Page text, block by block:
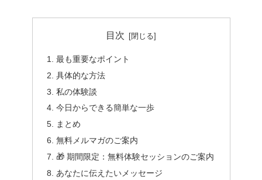
目次
最も重要なポイント
具体的な方法
私の体験談
今日からできる簡単な一歩
まとめ
無料メルマガのご案内
🎁 期間限定：無料体験セッションのご案内
あなたに伝えたいメッセージ